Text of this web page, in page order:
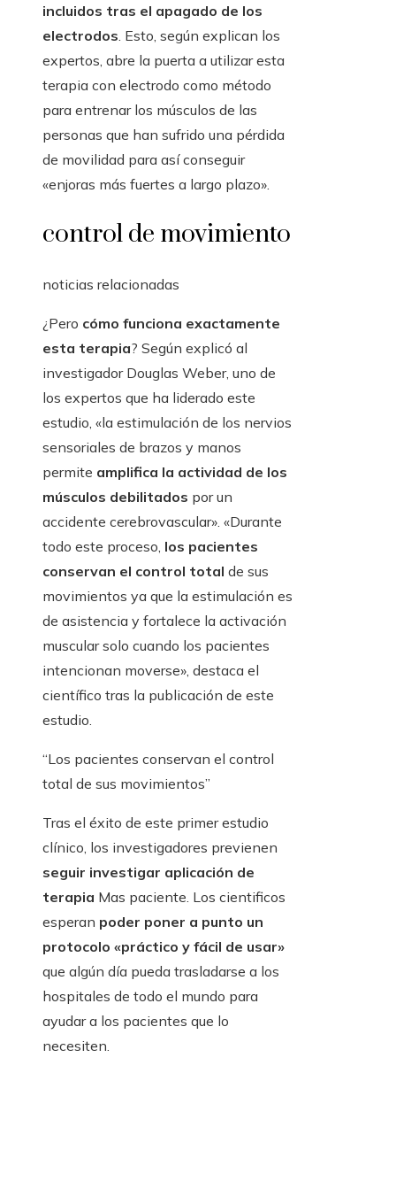
incluidos tras el apagado de los
electrodos . Esto, según explican los
expertos, abre la puerta a utilizar esta
terapia con electrodo como método
para entrenar los músculos de las
personas que han sufrido una pérdida
de movilidad para así conseguir
«enjoras más fuertes a largo plazo».
control de movimiento
noticias relacionadas
¿Pero cómo funciona exactamente
esta terapia? Según explicó al
investigador Douglas Weber, uno de
los expertos que ha liderado este
estudio, «la estimulación de los nervios
sensoriales de brazos y manos
permite amplifica la actividad de los
músculos debilitados por un
accidente cerebrovascular». «Durante
todo este proceso, los pacientes
conservan el control total de sus
movimientos ya que la estimulación es
de asistencia y fortalece la activación
muscular solo cuando los pacientes
intencionan moverse», destaca el
científico tras la publicación de este
estudio.
“Los pacientes conservan el control
total de sus movimientos”
Tras el éxito de este primer estudio
clínico, los investigadores previenen
seguir investigar aplicación de
terapia Mas paciente. Los cientificos
esperan poder poner a punto un
protocolo «práctico y fácil de usar»
que algún día pueda trasladarse a los
hospitales de todo el mundo para
ayudar a los pacientes que lo
necesiten.